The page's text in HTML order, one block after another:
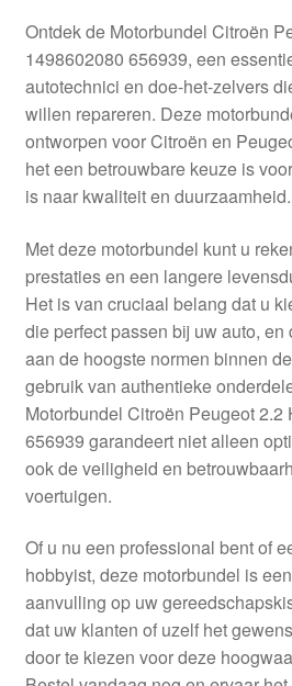
Contact
Kassa
Klachten
Levering
Mijn account
Over ons
Privacybeleid
Wereldwijde verzending
Winkelwagen
Ontdek de Motorbundel Citroën
1498602080 656939, een
autotechnici en doe-het-zelvers
willen repareren. Deze
ontworpen voor Citroën en
het een betrouwbare keuze is
is naar kwaliteit en duurzaamheid.
Met deze motorbundel kunt u
prestaties en een langere
Het is van cruciaal belang dat u
die perfect passen bij uw auto,
aan de hoogste normen binnen
gebruik van authentieke
Motorbundel Citroën Peugeot 2.2
656939 garandeert niet alleen
ook de veiligheid en
voertuigen.
Of u nu een professional bent of
hobbyist, deze motorbundel is
aanvulling op uw
dat uw klanten of uzelf het
door te kiezen voor deze